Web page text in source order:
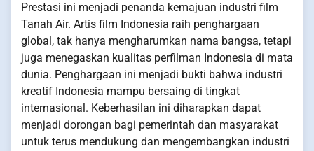
Prestasi ini menjadi penanda kemajuan industri film
Tanah Air. Artis film Indonesia raih penghargaan
global, tak hanya mengharumkan nama bangsa, tetapi
juga menegaskan kualitas perfilman Indonesia di mata
dunia. Penghargaan ini menjadi bukti bahwa industri
kreatif Indonesia mampu bersaing di tingkat
internasional. Keberhasilan ini diharapkan dapat
menjadi dorongan bagi pemerintah dan masyarakat
untuk terus mendukung dan mengembangkan industri